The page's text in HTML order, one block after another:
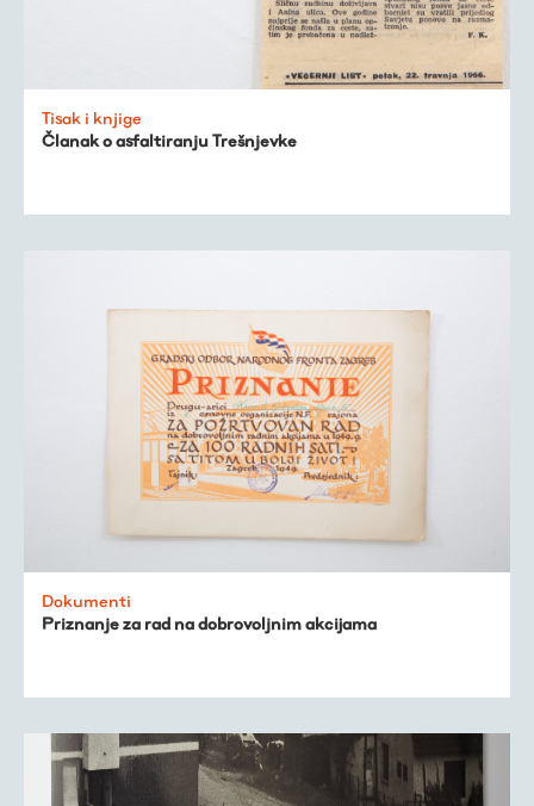
Tisak i knjige
Članak o asfaltiranju Trešnjevke
Dokumenti
Priznanje za rad na dobrovoljnim akcijama